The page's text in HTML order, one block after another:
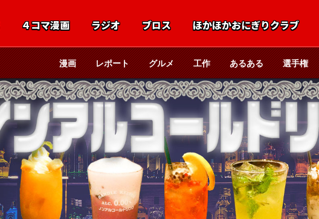
４コマ漫画 ラジオ ブロス ほかほかおにぎりクラブ
漫画 レポート グルメ 工作 あるある 選手権